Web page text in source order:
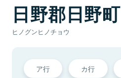
日野郡日野町
ヒノグンヒノチョウ
ア行 カ行